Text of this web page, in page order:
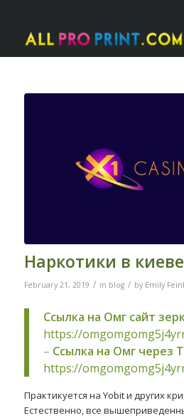
Наркотики в
February 21, 2019 / in blog / by Emily
Ссылка на Омг сайт
https://
– Ссылка на Омг через
https://
Практикуется на Yobit и других
Естественно, все